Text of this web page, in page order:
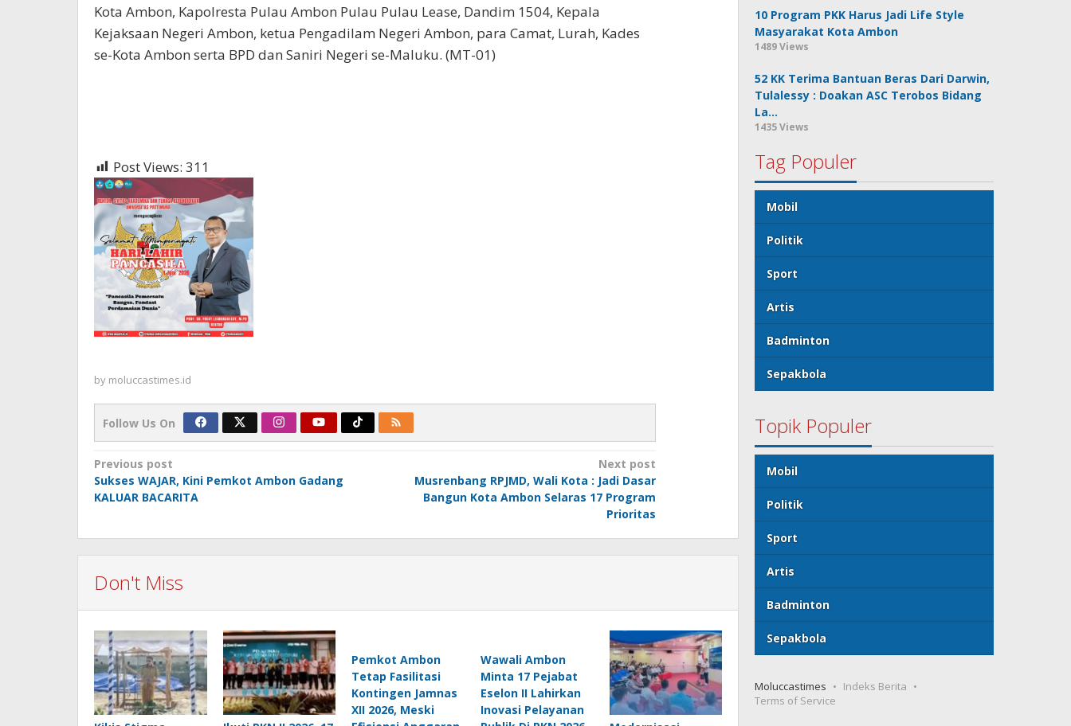
Kota Ambon, Kapolresta Pulau Ambon Pulau Pulau Lease, Dandim 1504, Kepala
Kejaksaan Negeri Ambon, ketua Pengadilam Negeri Ambon, para Camat, Lurah, Kades
se-Kota Ambon serta BPD dan Saniri Negeri se-Maluku. (MT-01)
Post Views: 311
by moluccastimes.id
Follow Us On
Post
navigation
Previous post
Sukses WAJAR, Kini Pemkot Ambon Gadang
KALUAR BACARITA
Next post
Musrenbang RPJMD, Wali Kota : Jadi Dasar
Bangun Kota Ambon Selaras 17 Program
Prioritas
Don't Miss
Pemkot Ambon
Tetap Fasilitasi
Kontingen Jamnas
XII 2026, Meski
Wawali Ambon
Minta 17 Pejabat
Eselon II Lahirkan
Inovasi Pelayanan
10 Program PKK Harus Jadi Life Style
Masyarakat Kota Ambon
1489 Views
52 KK Terima Bantuan Beras Dari Darwin,
Tulalessy : Doakan ASC Terobos Bidang
La…
1435 Views
Tag Populer
Mobil
Politik
Sport
Artis
Badminton
Sepakbola
Topik Populer
Mobil
Politik
Sport
Artis
Badminton
Sepakbola
Moluccastimes
Indeks Berita
Terms of Service